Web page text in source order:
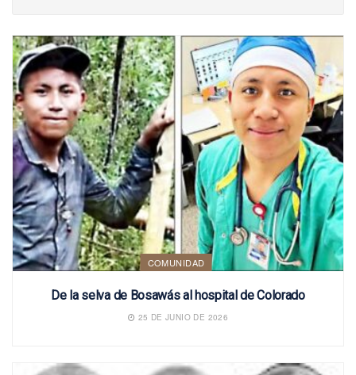
COMUNIDAD
De la selva de Bosawás al hospital de Colorado
25 DE JUNIO DE 2026